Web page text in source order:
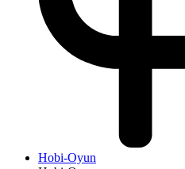
Hobi-Oyun